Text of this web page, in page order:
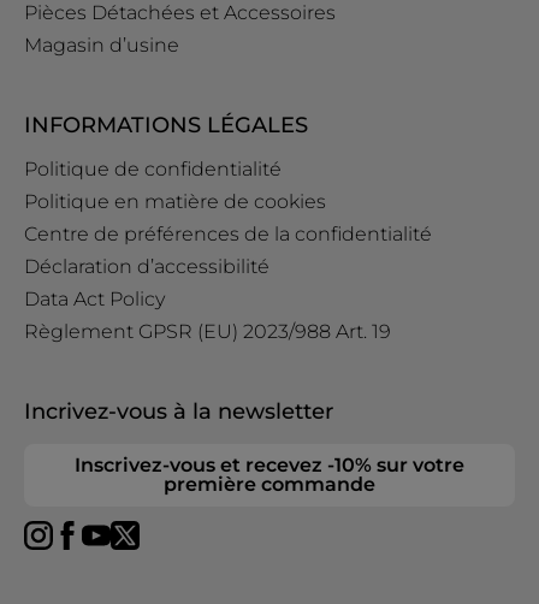
Pièces Détachées et Accessoires
Magasin d’usine
INFORMATIONS LÉGALES
Politique de confidentialité
Politique en matière de cookies
Centre de préférences de la confidentialité
Déclaration d’accessibilité
Data Act Policy
Règlement GPSR (EU) 2023/988 Art. 19
Incrivez-vous à la newsletter
Inscrivez-vous et recevez -10% sur votre
première commande